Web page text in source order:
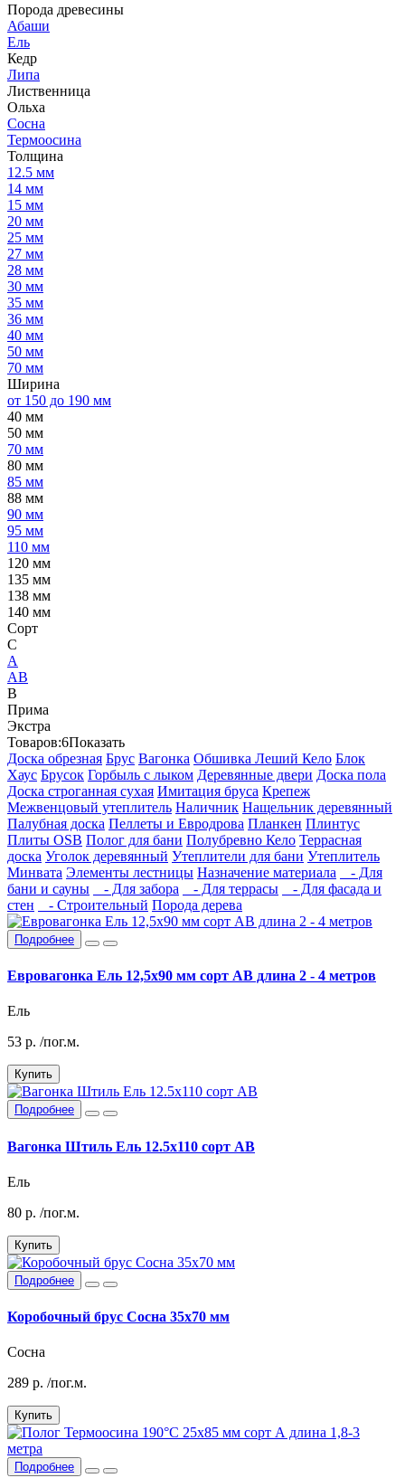
Порода древесины
Абаши
Ель
Кедр
Липа
Лиственница
Ольха
Сосна
Термоосина
Толщина
12.5 мм
14 мм
15 мм
20 мм
25 мм
27 мм
28 мм
30 мм
35 мм
36 мм
40 мм
50 мм
70 мм
Ширина
от 150 до 190 мм
40 мм
50 мм
70 мм
80 мм
85 мм
88 мм
90 мм
95 мм
110 мм
120 мм
135 мм
138 мм
140 мм
Сорт
C
А
АВ
В
Прима
Экстра
Товаров:6Показать
Доска обрезная Брус Вагонка Обшивка Леший Кело Блок
Хаус Брусок Горбыль с лыком Деревянные двери Доска пола
Доска строганная сухая Имитация бруса Крепеж
Межвенцовый утеплитель Наличник Нащельник деревянный
Палубная доска Пеллеты и Евродрова Планкен Плинтус
Плиты OSB Полог для бани Полубревно Кело Террасная
доска Уголок деревянный Утеплители для бани Утеплитель
Минвата Элементы лестницы Назначение материала
- Для
бани и сауны
- Для забора - Для террасы
- Для фасада и
стен
- Строительный Порода дерева
Подробнее
Евровагонка Ель 12,5х90 мм сорт АВ длина 2 - 4 метров
Ель
53 р. /пог.м.
Купить
Подробнее
Вагонка Штиль Ель 12.5х110 сорт АВ
Ель
80 р. /пог.м.
Купить
Подробнее
Коробочный брус Сосна 35х70 мм
Сосна
289 р. /пог.м.
Купить
Подробнее